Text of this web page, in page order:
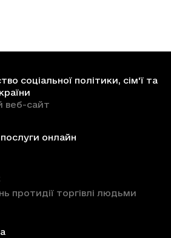
соціальної політики, сім'ї та
веб-сайт
онлайн
протидії торгівлі людьми